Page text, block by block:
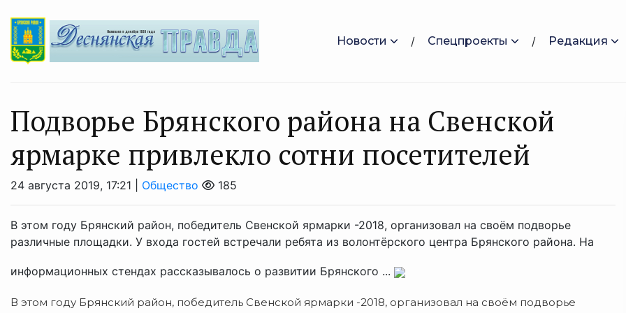
Новости Спецпроекты Редакция
Подворье Брянского района на Свенской
ярмарке привлекло сотни посетителей
24 августа 2019, 17:21 | Общество 185
В этом году Брянский район, победитель Свенской ярмарки -2018, организовал на своём подворье
различные площадки. У входа гостей встречали ребята из волонтёрского центра Брянского района. На
информационных стендах рассказывалось о развитии Брянского ...
В этом году Брянский район, победитель Свенской ярмарки -2018, организовал на своём подворье